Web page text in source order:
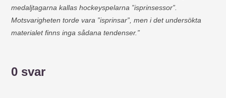
medaljtagarna kallas hockeyspelarna ”isprinsessor”.
Motsvarigheten torde vara ”isprinsar”, men i det undersökta
materialet finns inga sådana tendenser.”
0 svar